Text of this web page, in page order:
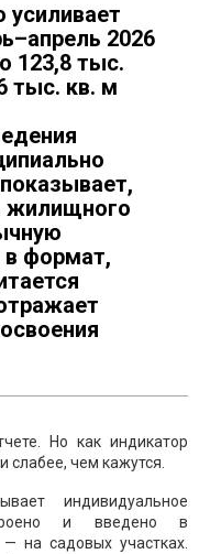
2026
123,8 тыс.
тыс. кв. м
жилищного
в формат,
Но как индикатор
слабее, чем кажутся.
индивидуальное
и введено в
на садовых участках.